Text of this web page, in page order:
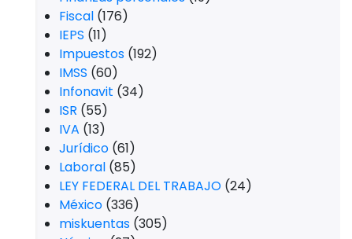
Fiscal (176)
IEPS (11)
Impuestos (192)
IMSS (60)
Infonavit (34)
ISR (55)
IVA (13)
Jurídico (61)
Laboral (85)
LEY FEDERAL DEL TRABAJO (24)
México (336)
miskuentas (305)